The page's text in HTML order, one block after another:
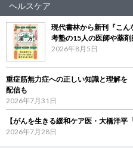
ヘルスケア
現代書林から新刊『こ
考塾の15人の医師や薬
2026年8月5日
重症筋無力症への正しい知識と理解
配信も
2026年7月31日
【がんを生きる緩和ケア医・大橋洋平
2026年7月28日